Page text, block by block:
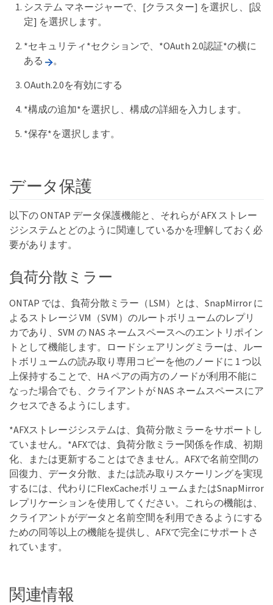
システム マネージャーで、[クラスター] を選択し、[設
定] を選択します。
*セキュリティ*セクションで、*OAuth 2.0認証*の横に
ある
。
OAuth.2.0を有効にする
*構成の追加*を選択し、構成の詳細を入力します。
*保存*を選択します。
データ保護
以下の ONTAP データ保護機能と、それらが AFX ストレー
ジシステムとどのように関連しているかを理解しておく必
要があります。
負荷分散ミラー
ONTAP では、負荷分散ミラー（LSM）とは、SnapMirror に
よるストレージ VM（SVM）のルートボリュームのレプリ
カであり、SVM の NAS ネームスペースへのエントリポイン
トとして機能します。ロードシェアリングミラーは、ルー
トボリュームの読み取り専用コピーを他のノードに 1 つ以
上保持することで、HA ペアの両方のノードが利用不能に
なった場合でも、クライアントが NAS ネームスペースにア
クセスできるようにします。
*AFXストレージシステムは、負荷分散ミラーをサポートし
ていません。*AFXでは、負荷分散ミラー関係を作成、初期
化、または更新することはできません。AFXで名前空間の
回復力、データ分散、または読み取りスケーリングを実現
するには、代わりにFlexCacheボリュームまたはSnapMirror
レプリケーションを使用してください。これらの機能は、
クライアントがデータと名前空間を利用できるようにする
ための同等以上の機能を提供し、AFXで完全にサポートさ
れています。
関連情報